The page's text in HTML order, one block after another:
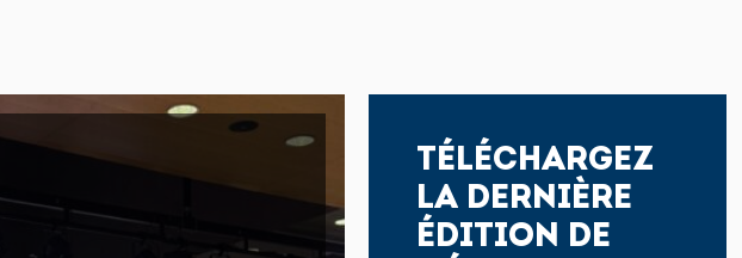
TÉLÉCHARGEZ
LA DERNIÈRE
ÉDITION DE